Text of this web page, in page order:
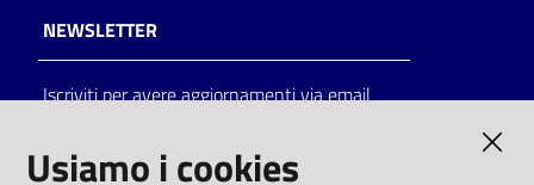
NEWSLETTER
Iscriviti per avere aggiornamenti via email
Usiamo i cookies